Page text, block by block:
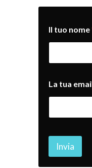
o
m
t
a
t
u
Il tuo nome
La tua
Invia